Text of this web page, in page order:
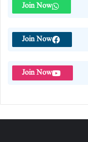
Join Now
Join Now
Join Now